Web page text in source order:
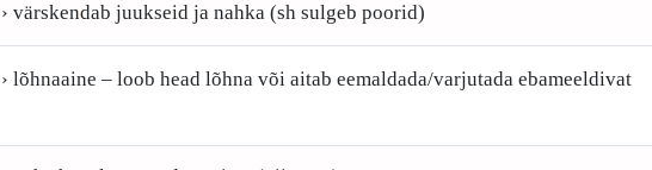
› värskendab juukseid ja nahka (sh sulgeb poorid)
› lõhnaaine – loob head lõhna või aitab eemaldada/varjutada ebameeldivat